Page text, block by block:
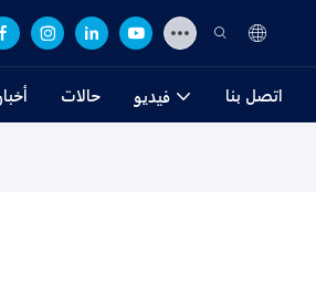
أخبار حالات فيديو اتصل بنا